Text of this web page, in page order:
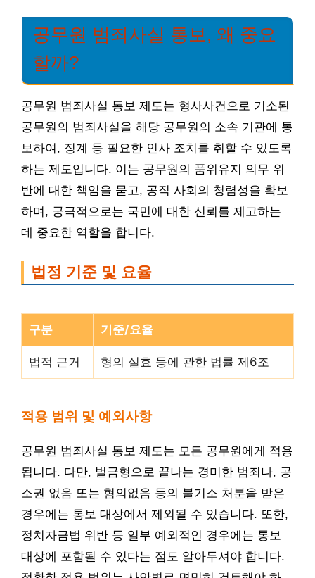
공무원 범죄사실 통보, 왜 중요
할까?
공무원 범죄사실 통보 제도는 형사사건으로 기소된
공무원의 범죄사실을 해당 공무원의 소속 기관에 통
보하여, 징계 등 필요한 인사 조치를 취할 수 있도록
하는 제도입니다. 이는 공무원의 품위유지 의무 위
반에 대한 책임을 묻고, 공직 사회의 청렴성을 확보
하며, 궁극적으로는 국민에 대한 신뢰를 제고하는
데 중요한 역할을 합니다.
법정 기준 및 요율
구분 기준/요율
법적 근거 형의 실효 등에 관한 법률 제6조
적용 범위 및 예외사항
공무원 범죄사실 통보 제도는 모든 공무원에게 적용
됩니다. 다만, 벌금형으로 끝나는 경미한 범죄나, 공
소권 없음 또는 혐의없음 등의 불기소 처분을 받은
경우에는 통보 대상에서 제외될 수 있습니다. 또한,
정치자금법 위반 등 일부 예외적인 경우에는 통보
대상에 포함될 수 있다는 점도 알아두셔야 합니다.